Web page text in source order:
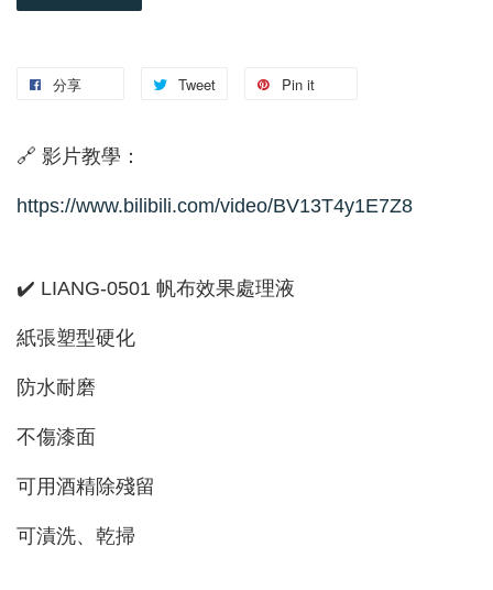
分享 Tweet Pin it
🔗 影片教學：
https://www.bilibili.com/video/BV13T4y1E7Z8
✔️ LIANG-0501 帆布效果處理液
紙張塑型硬化
防水耐磨
不傷漆面
可用酒精除殘留
可漬洗、乾掃